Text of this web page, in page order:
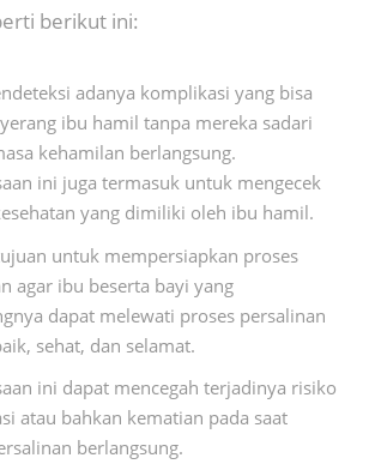
berikut ini:
adanya komplikasi yang bisa
ibu hamil tanpa mereka sadari
kehamilan berlangsung.
ini juga termasuk untuk mengecek
yang dimiliki oleh ibu hamil.
untuk mempersiapkan proses
agar ibu beserta bayi yang
dapat melewati proses persalinan
sehat, dan selamat.
ini dapat mencegah terjadinya risiko
atau bahkan kematian pada saat
berlangsung.